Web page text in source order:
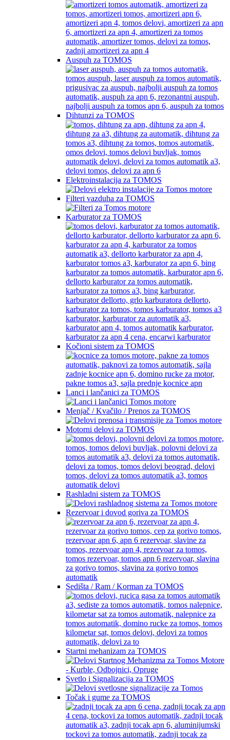
Auspuh za TOMOS
Dihtunzi za TOMOS
Elektroinstalacija za TOMOS
Filteri vazduha za TOMOS
Karburator za TOMOS
Kočioni sistem za TOMOS
Lanci i lančanici za TOMOS
Menjač / Kvačilo / Prenos za TOMOS
Motorni delovi za TOMOS
Rashladni sistem za TOMOS
Rezervoar i dovod goriva za TOMOS
Sedišta / Ram / Korman za TOMOS
Startni mehanizam za TOMOS
Svetlo i Signalizacija za TOMOS
Točak i gume za TOMOS